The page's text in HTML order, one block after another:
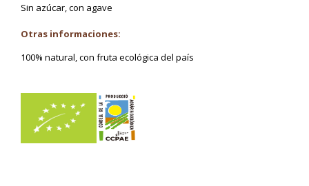
Sin azúcar, con agave
Otras informaciones:
100% natural, con fruta ecológica del país